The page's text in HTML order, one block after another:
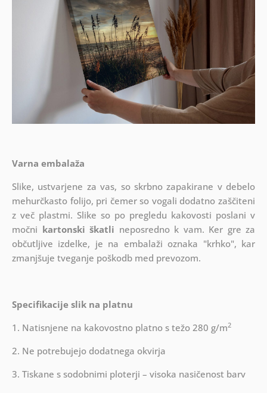
Varna embalaža
Slike, ustvarjene za vas, so skrbno zapakirane v debelo
mehurčkasto folijo, pri čemer so vogali dodatno zaščiteni
z več plastmi. Slike so po pregledu kakovosti poslani v
močni kartonski škatli neposredno k vam. Ker gre za
občutljive izdelke, je na embalaži oznaka "krhko", kar
zmanjšuje tveganje poškodb med prevozom.
Specifikacije slik na platnu
1. Natisnjene na kakovostno platno s težo 280 g/m2
2. Ne potrebujejo dodatnega okvirja
3. Tiskane s sodobnimi ploterji – visoka nasičenost barv